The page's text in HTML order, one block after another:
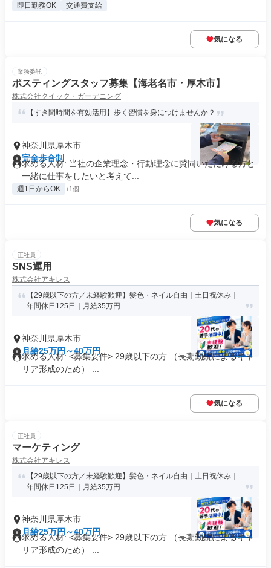
即日勤務OK 交通費支給
気になる
業務委託
ポスティングスタッフ募集【海老名市・厚木市】
株式会社クイック・ガーデニング
【すき間時間を有効活用】歩く習慣を身につけませんか？
神奈川県厚木市
完全歩合制
求める人材: 当社の企業理念・行動理念に賛同いただける方と
一緒に仕事をしたいと考えて...
週1日からOK +1個
気になる
正社員
SNS運用
株式会社アキレス
【29歳以下の方／未経験歓迎】髪色・ネイル自由｜土日祝休み｜
年間休日125日｜月給35万円...
神奈川県厚木市
月給25万円～40万円
求める人材: <募集要件> 29歳以下の方 （長期勤続によるキャ
リア形成のため） ...
気になる
正社員
マーケティング
株式会社アキレス
【29歳以下の方／未経験歓迎】髪色・ネイル自由｜土日祝休み｜
年間休日125日｜月給35万円...
神奈川県厚木市
月給25万円～40万円
求める人材: <募集要件> 29歳以下の方 （長期勤続によるキャ
リア形成のため） ...